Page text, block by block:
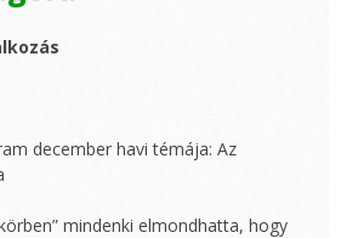
december havi témája: Az
mindenki elmondhatta, hogy